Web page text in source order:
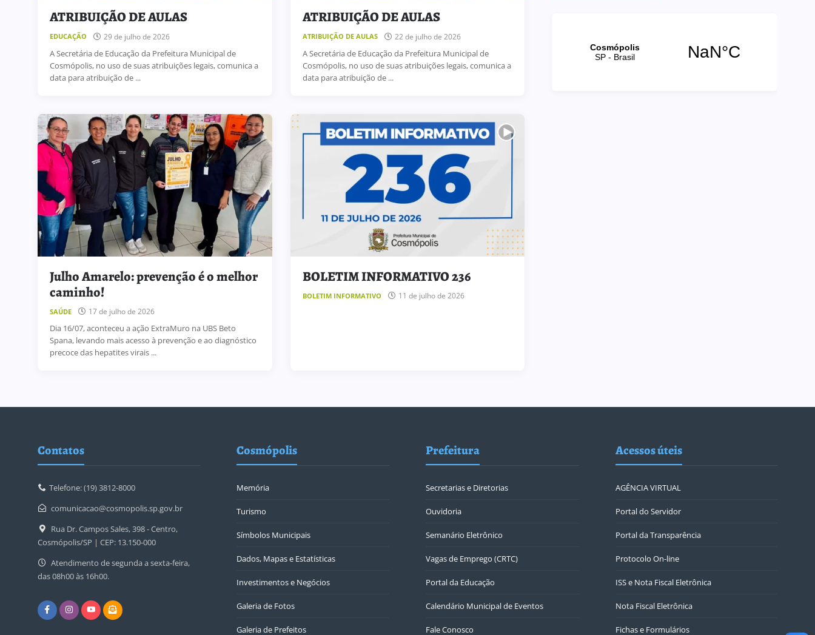
ATRIBUIÇÃO DE AULAS
EDUCAÇÃO 29 de julho de 2026
A Secretária de Educação da Prefeitura Municipal de
Cosmópolis, no uso de suas atribuições legais, comunica a
data para atribuição de ...
ATRIBUIÇÃO DE AULAS
ATRIBUIÇÃO DE AULAS 22 de julho de 2026
A Secretária de Educação da Prefeitura Municipal de
Cosmópolis, no uso de suas atribuições legais, comunica a
data para atribuição de ...
Julho Amarelo: prevenção é o melhor
caminho!
SAÚDE 17 de julho de 2026
Dia 16/07, aconteceu a ação ExtraMuro na UBS Beto
Spana, levando mais acesso à prevenção e ao diagnóstico
precoce das hepatites virais ...
BOLETIM INFORMATIVO 236
BOLETIM INFORMATIVO 11 de julho de 2026
Contatos
Telefone: (19) 3812-8000
comunicacao@cosmopolis.sp.gov.br
Rua Dr. Campos Sales, 398 - Centro,
Cosmópolis/SP | CEP: 13.150-000
Atendimento de segunda a sexta-feira,
das 08h00 às 16h00.
Cosmópolis
Memória
Turismo
Símbolos Municipais
Dados, Mapas e Estatísticas
Investimentos e Negócios
Galeria de Fotos
Galeria de Prefeitos
Prefeitura
Secretarias e Diretorias
Ouvidoria
Semanário Eletrônico
Vagas de Emprego (CRTC)
Portal da Educação
Calendário Municipal de Eventos
Fale Conosco
Acessos úteis
AGÊNCIA VIRTUAL
Portal do Servidor
Portal da Transparência
Protocolo On-line
ISS e Nota Fiscal Eletrônica
Nota Fiscal Eletrônica
Fichas e Formulários